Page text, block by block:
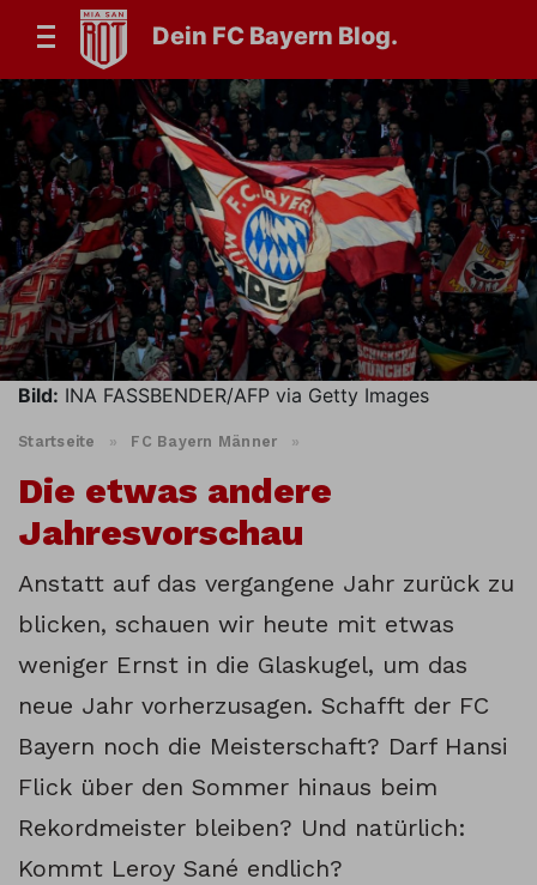
Dein FC Bayern Blog.
Bild: INA FASSBENDER/AFP via Getty Images
Startseite » FC Bayern Männer »
Die etwas andere
Jahresvorschau
Anstatt auf das vergangene Jahr zurück zu
blicken, schauen wir heute mit etwas
weniger Ernst in die Glaskugel, um das
neue Jahr vorherzusagen. Schafft der FC
Bayern noch die Meisterschaft? Darf Hansi
Flick über den Sommer hinaus beim
Rekordmeister bleiben? Und natürlich:
Kommt Leroy Sané endlich?